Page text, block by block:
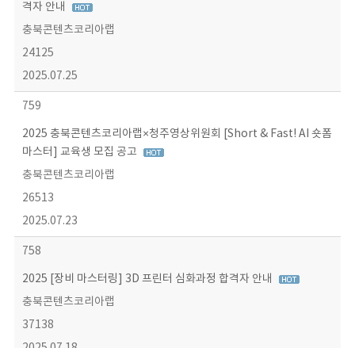
격자 안내
충북콘텐츠코리아랩
24125
2025.07.25
759
2025 충북콘텐츠코리아랩×청주영상위원회 [Short & Fast! AI 숏폼
마스터] 교육생 모집 공고
충북콘텐츠코리아랩
26513
2025.07.23
758
2025 [장비 마스터링] 3D 프린터 심화과정 합격자 안내
충북콘텐츠코리아랩
37138